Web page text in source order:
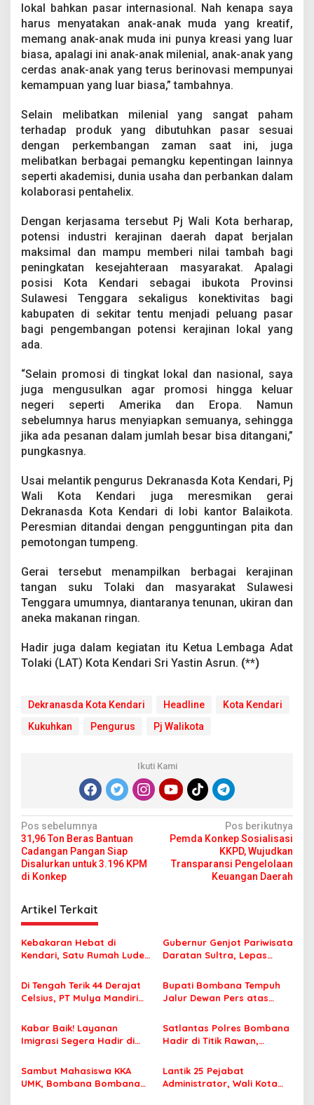
lokal bahkan pasar internasional. Nah kenapa saya
harus menyatakan anak-anak muda yang kreatif,
memang anak-anak muda ini punya kreasi yang luar
biasa, apalagi ini anak-anak milenial, anak-anak yang
cerdas anak-anak yang terus berinovasi mempunyai
kemampuan yang luar biasa,” tambahnya.
Selain melibatkan milenial yang sangat paham
terhadap produk yang dibutuhkan pasar sesuai
dengan perkembangan zaman saat ini, juga
melibatkan berbagai pemangku kepentingan lainnya
seperti akademisi, dunia usaha dan perbankan dalam
kolaborasi pentahelix.
Dengan kerjasama tersebut Pj Wali Kota berharap,
potensi industri kerajinan daerah dapat berjalan
maksimal dan mampu memberi nilai tambah bagi
peningkatan kesejahteraan masyarakat. Apalagi
posisi Kota Kendari sebagai ibukota Provinsi
Sulawesi Tenggara sekaligus konektivitas bagi
kabupaten di sekitar tentu menjadi peluang pasar
bagi pengembangan potensi kerajinan lokal yang
ada.
“Selain promosi di tingkat lokal dan nasional, saya
juga mengusulkan agar promosi hingga keluar
negeri seperti Amerika dan Eropa. Namun
sebelumnya harus menyiapkan semuanya, sehingga
jika ada pesanan dalam jumlah besar bisa ditangani,”
pungkasnya.
Usai melantik pengurus Dekranasda Kota Kendari, Pj
Wali Kota Kendari juga meresmikan gerai
Dekranasda Kota Kendari di lobi kantor Balaikota.
Peresmian ditandai dengan pengguntingan pita dan
pemotongan tumpeng.
Gerai tersebut menampilkan berbagai kerajinan
tangan suku Tolaki dan masyarakat Sulawesi
Tenggara umumnya, diantaranya tenunan, ukiran dan
aneka makanan ringan.
Hadir juga dalam kegiatan itu Ketua Lembaga Adat
Tolaki (LAT) Kota Kendari Sri Yastin Asrun. (**)
Dekranasda Kota Kendari Headline
Kota Kendari
Kukuhkan
Pengurus Pj Walikota
Ikuti Kami
N
a
v
i
g
a
s
i
p
o
s
Pos sebelumnya
31,96 Ton Beras Bantuan
Cadangan Pangan Siap
Disalurkan untuk 3.196 KPM
di Konkep
Pos berikutnya
Pemda Konkep Sosialisasi
KKPD, Wujudkan
Transparansi Pengelolaan
Keuangan Daerah
Artikel Terkait
Kebakaran Hebat di
Kendari, Satu Rumah Ludes
Gubernur Genjot Pariwisata
Daratan Sultra, Lepas
Tiga Kabupaten Unggulan
Di Tengah Terik 44 Derajat
Celsius, PT Mulya Mandiri
Jamaah Tetap Sehat dan
Nyaman Beribadah
Bupati Bombana Tempuh
Jalur Dewan Pers atas
Korupsi Jembatan Cirauci II
Kabar Baik! Layanan
Imigrasi Segera Hadir di
Perlu Lagi ke Kendari
Satlantas Polres Bombana
Hadir di Titik Rawan,
Sekolah dengan Aman
Sambut Mahasiswa KKA
UMK, Bombana Bombana
Lantik 25 Pejabat
Administrator, Wali Kota